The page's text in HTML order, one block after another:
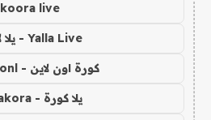
koora live
Yalla Live - يلا لايف
كورة اون لاين - koora onl
يلا كورة - yallakora